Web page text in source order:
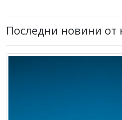
Последни новини от